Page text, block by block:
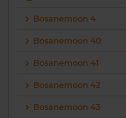
Bosanemoon 4
Bosanemoon 40
Bosanemoon 41
Bosanemoon 42
Bosanemoon 43